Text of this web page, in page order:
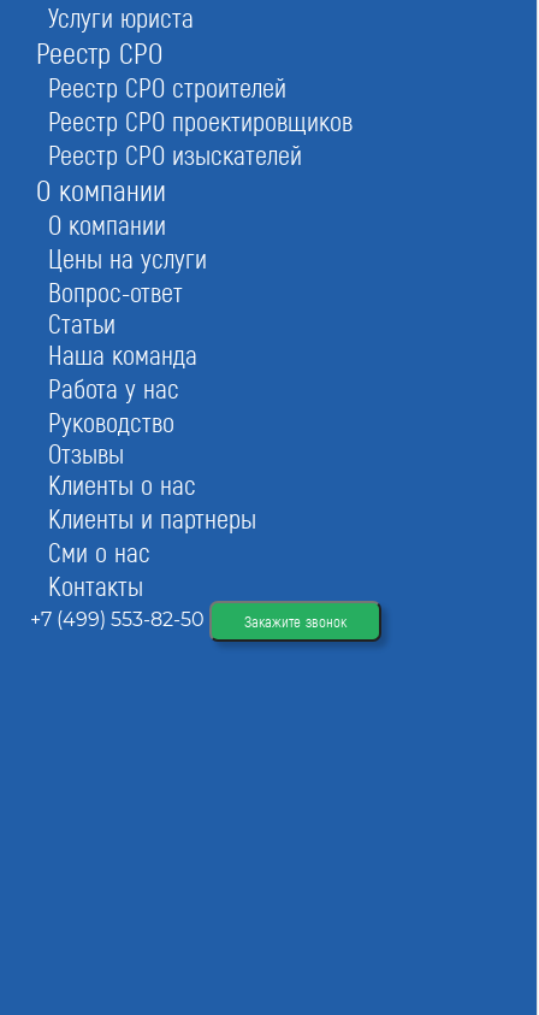
Услуги юриста
Реестр СРО
Реестр СРО строителей
Реестр СРО проектировщиков
Реестр СРО изыскателей
О компании
О компании
Цены на услуги
Вопрос-ответ
Статьи
Наша команда
Работа у нас
Руководство
Отзывы
Клиенты о нас
Клиенты и партнеры
Сми о нас
Контакты
+7 (499) 553-82-50 Закажите звонок
Стать членом реестра проектировщиков
Заказать
При отправке данной формы вы соглашаетесь с
персональных данных.